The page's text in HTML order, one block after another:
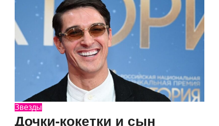
Звезды
Дочки-кокетки и сын